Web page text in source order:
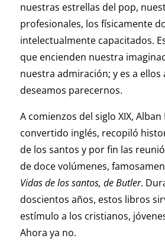
nuestras estrellas del pop,
profesionales, los físicamente
intelectualmente capacitados.
que encienden nuestra
nuestra admiración; y es a ellos
deseamos parecernos.
A comienzos del siglo XIX,
convertido inglés, recopiló
de los santos y por fin las
de doce volúmenes,
Vidas de los santos, de Butler.
doscientos años, estos libros
estímulo a los cristianos,
Ahora ya no.